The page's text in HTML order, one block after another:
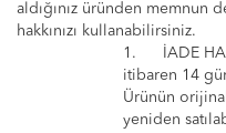
aldığınız üründen memnun
hakkınızı kullanabilirsiniz.
1.
İADE
itibaren 14
Ürünün
yeniden